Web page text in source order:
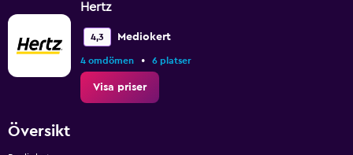
Hertz
4,3 Mediokert
4 omdömen • 6 platser
Visa priser
Översikt